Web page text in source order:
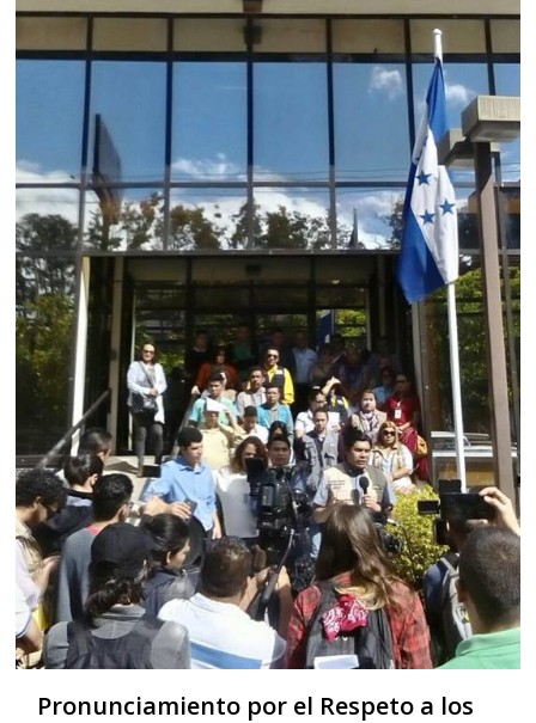
Pronunciamiento por el Respeto a los